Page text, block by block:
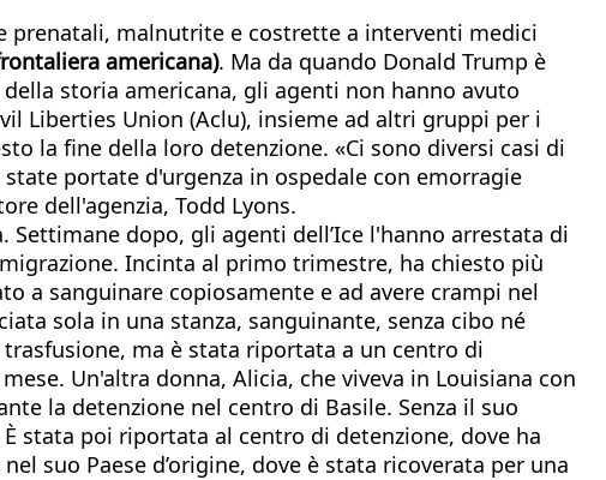
malnutrite e costrette a interventi medici
americana). Ma da quando Donald Trump è
storia americana, gli agenti non hanno avuto
Liberties Union (Aclu), insieme ad altri gruppi per i
la fine della loro detenzione. «Ci sono diversi casi di
portate d'urgenza in ospedale con emorragie
dell'agenzia, Todd Lyons.
dopo, gli agenti dell’Ice l'hanno arrestata di
Incinta al primo trimestre, ha chiesto più
a sanguinare copiosamente e ad avere crampi nel
sola in una stanza, sanguinante, senza cibo né
ma è stata riportata a un centro di
Un'altra donna, Alicia, che viveva in Louisiana con
la detenzione nel centro di Basile. Senza il suo
stata poi riportata al centro di detenzione, dove ha
suo Paese d’origine, dove è stata ricoverata per una